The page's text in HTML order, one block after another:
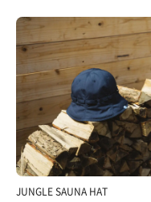
JUNGLE SAUNA HAT